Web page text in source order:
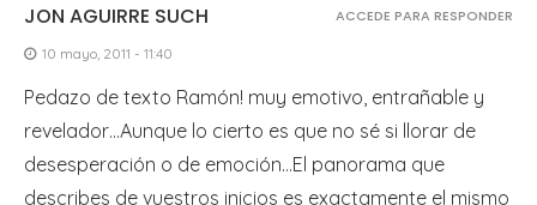
JON AGUIRRE SUCH
10 mayo, 2011 - 11:40
Pedazo de texto Ramón! muy emotivo, entrañable y
revelador…Aunque lo cierto es que no sé si llorar de
desesperación o de emoción…El panorama que
describes de vuestros inicios es exactamente el mismo
ACCEDE PARA RESPONDER